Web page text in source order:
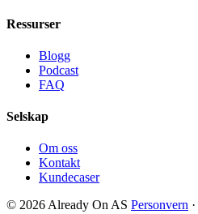
Ressurser
Blogg
Podcast
FAQ
Selskap
Om oss
Kontakt
Kundecaser
© 2026 Already On AS Personvern ·